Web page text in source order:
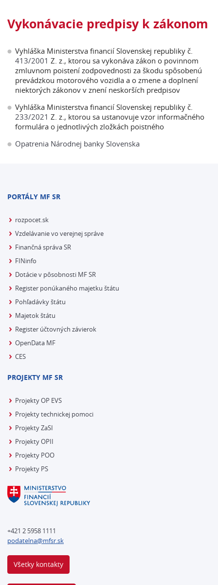
Vykonávacie predpisy k zákonom
Vyhláška Ministerstva financií Slovenskej republiky č.
413/2001 Z. z., ktorou sa vykonáva zákon o povinnom
zmluvnom poistení zodpovednosti za škodu spôsobenú
prevádzkou motorového vozidla a o zmene a doplnení
niektorých zákonov v znení neskorších predpisov
Vyhláška Ministerstva financií Slovenskej republiky č.
233/2021 Z. z., ktorou sa ustanovuje vzor informačného
formulára o jednotlivých zložkách poistného
Opatrenia Národnej banky Slovenska
PORTÁLY MF SR
rozpocet.sk
Vzdelávanie vo verejnej správe
Finančná správa SR
FINinfo
Dotácie v pôsobnosti MF SR
Register ponúkaného majetku štátu
Pohľadávky štátu
Majetok štátu
Register účtovných závierok
OpenData MF
CES
PROJEKTY MF SR
Projekty OP EVS
Projekty technickej pomoci
Projekty ZaSI
Projekty OPII
Projekty POO
Projekty PS
+421 2 5958 1111
podatelna@mfsr.sk
Všetky kontakty